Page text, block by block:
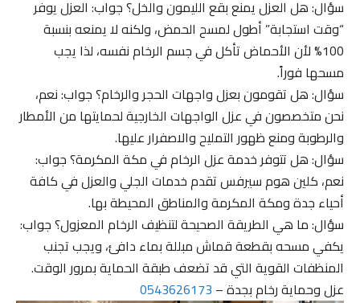
سؤال: هل العزل يمنع بقع الليمون والخل؟ جواب: العزل يوفر
“وقت استجابة” أطول لمسح الحمض، ولكنه لا يمنعه بنسبة
100% لأن الأحماض تأكل في جسم الرخام نفسه، لذا يجب
مسحها فوراً.
سؤال: هل تقومون بعزل واجهات الحجر والرخام؟ جواب: نعم،
نحن متخصصون في عزل الواجهات الخارجية لحمايتها من الأمطار
والرطوبة ومنع ظهور التمليح والاصفرار عليها.
سؤال: هل تتوفر خدمة عزل الرخام في مكة المكرمة؟ جواب:
نعم، كلين هوم سيرفس تقدم خدمات الجلي والعزل في كافة
أحياء جدة ومكة المكرمة والمناطق المحيطة بها.
سؤال: ما هي الطريقة الصحيحة لتنظيف الرخام المعزول؟ جواب:
يكفي مسحه بقطعة قماش مبللة بماء دافئ، ويجب تجنب
المنظفات القوية التي قد تضعف طبقة الحماية بمرور الوقت.
عزل وحماية رخام بجدة –0543626173